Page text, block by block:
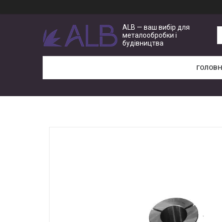
ALB — ваш вибір для
металообробки і
будівництва